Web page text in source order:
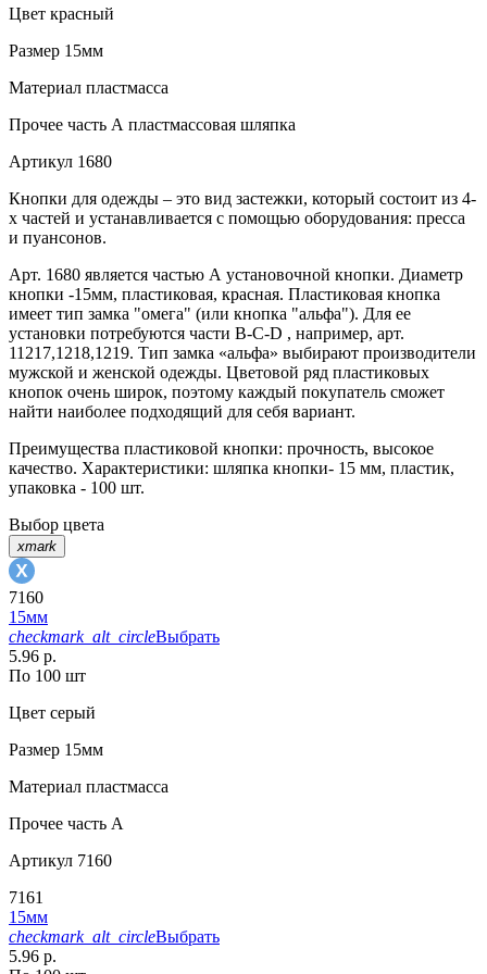
Цвет красный
Размер 15мм
Материал пластмасса
Прочее часть А пластмассовая шляпка
Артикул 1680
Кнопки для одежды – это вид застежки, который состоит из 4-
х частей и устанавливается с помощью оборудования: пресса
и пуансонов.
Арт. 1680 является частью А установочной кнопки. Диаметр
кнопки -15мм, пластиковая, красная. Пластиковая кнопка
имеет тип замка "омега" (или кнопка "альфа"). Для ее
установки потребуются части В-C-D , например, арт.
11217,1218,1219. Тип замка «альфа» выбирают производители
мужской и женской одежды. Цветовой ряд пластиковых
кнопок очень широк, поэтому каждый покупатель сможет
найти наиболее подходящий для себя вариант.
Преимущества пластиковой кнопки: прочность, высокое
качество. Характеристики: шляпка кнопки- 15 мм, пластик,
упаковка - 100 шт.
Выбор цвета
xmark
7160
15мм
checkmark_alt_circleВыбрать
5.96 р.
По 100 шт
Цвет серый
Размер 15мм
Материал пластмасса
Прочее часть A
Артикул 7160
7161
15мм
checkmark_alt_circleВыбрать
5.96 р.